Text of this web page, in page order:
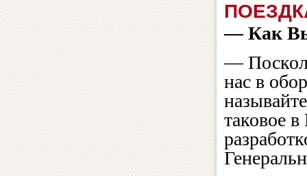
— Как Вы
—
нас в
таковое